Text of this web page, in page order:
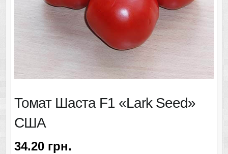
Томат Шаста F1 «Lark Seed»
США
34.20 грн.